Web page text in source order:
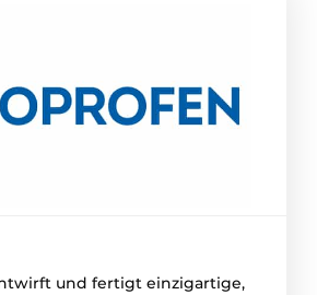
und fertigt einzigartige,